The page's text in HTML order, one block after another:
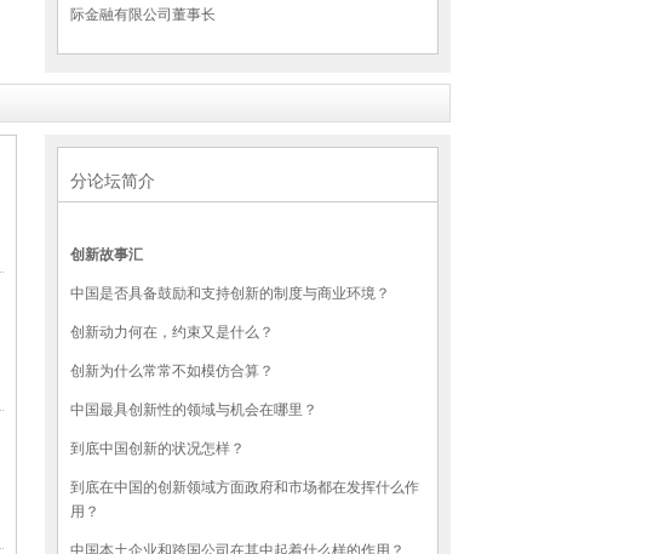
际金融有限公司董事长
分论坛简介
创新故事汇
中国是否具备鼓励和支持创新的制度与商业环境？
创新动力何在，约束又是什么？
创新为什么常常不如模仿合算？
中国最具创新性的领域与机会在哪里？
到底中国创新的状况怎样？
到底在中国的创新领域方面政府和市场都在发挥什么作
用？